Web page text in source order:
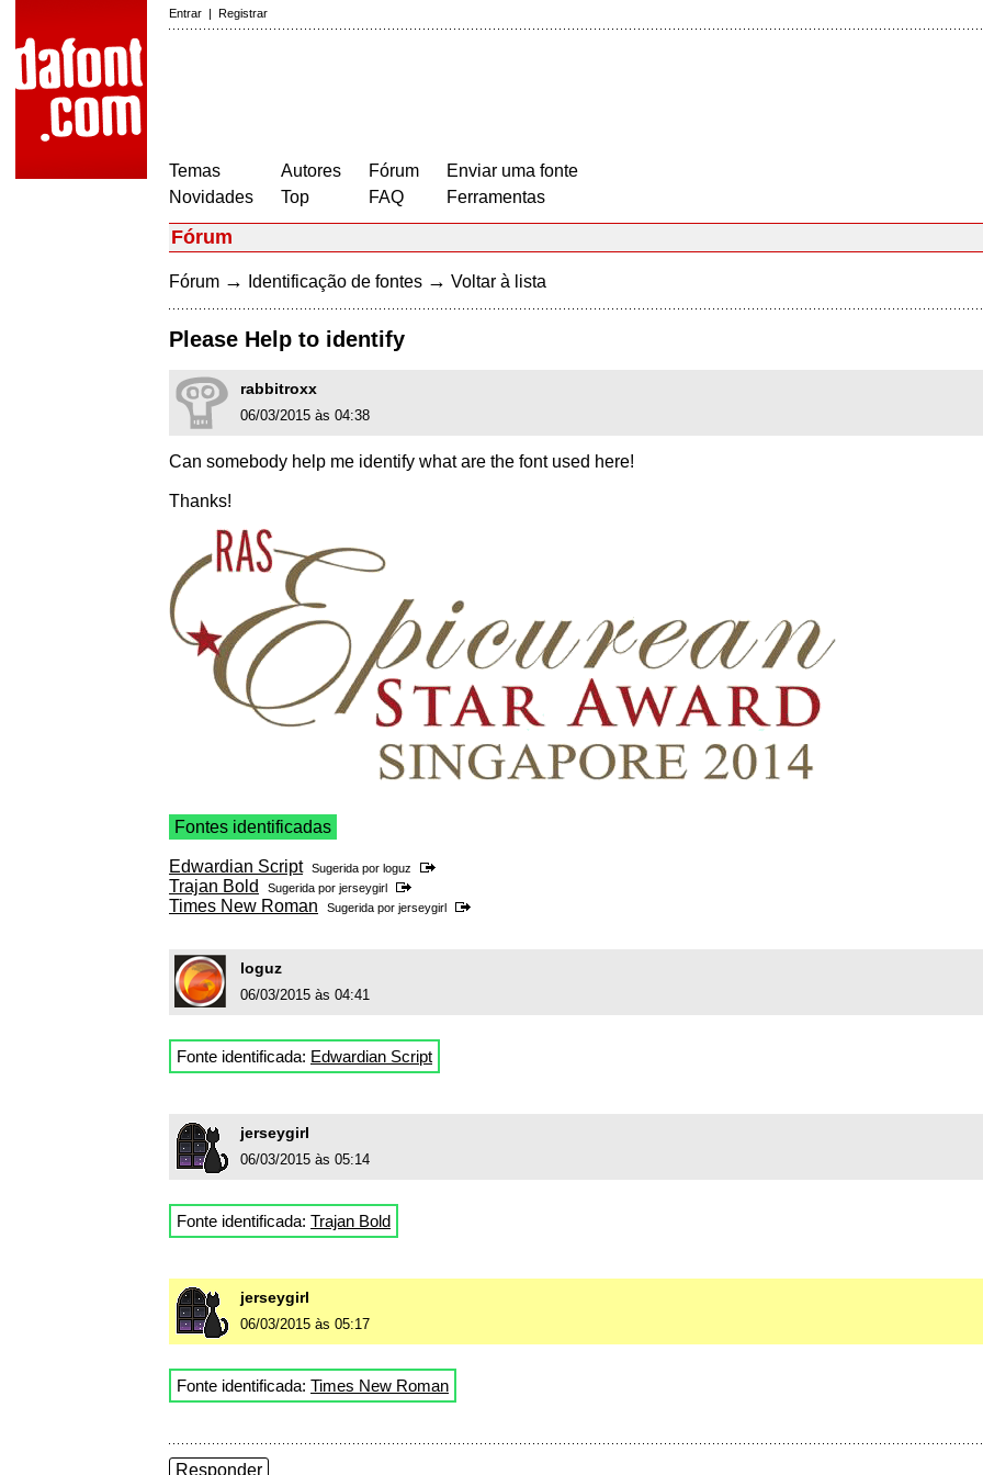
Entrar | Registrar
Temas
Novidades
Autores
Top
Fórum
FAQ
Enviar uma fonte
Ferramentas
Fórum
Fórum → Identificação de fontes → Voltar à lista
Please Help to identify
rabbitroxx
06/03/2015 às 04:38
Can somebody help me identify what are the font used here!
Thanks!
Fontes identificadas
Edwardian Script Sugerida por loguz
Trajan Bold Sugerida por jerseygirl
Times New Roman Sugerida por jerseygirl
loguz
06/03/2015 às 04:41
Fonte identificada: Edwardian Script
jerseygirl
06/03/2015 às 05:14
Fonte identificada: Trajan Bold
jerseygirl
06/03/2015 às 05:17
Fonte identificada: Times New Roman
Responder